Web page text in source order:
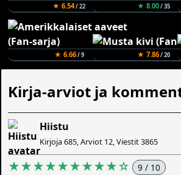
★ 6.54/ 22 ★ 8.00/ 35
★ 6.66/ 9 ★ 7.86/ 20
Kirja-arviot ja
Hiistu
Kirjoja 685, Arviot 12, Viestit 3865
★★★★★★★★★☆ 9 / 10